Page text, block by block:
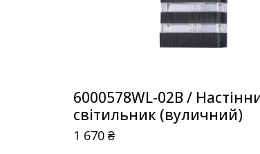
6000578WL-02B /
світильник (вуличний)
1 670₴